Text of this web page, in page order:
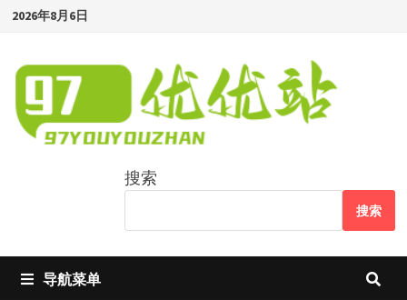
Skip
content
2026年8月6日
搜索
搜索
导航菜单